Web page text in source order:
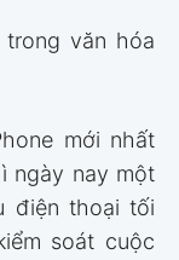
văn hóa
mới nhất
ngày nay một
điện thoại tối
soát cuộc